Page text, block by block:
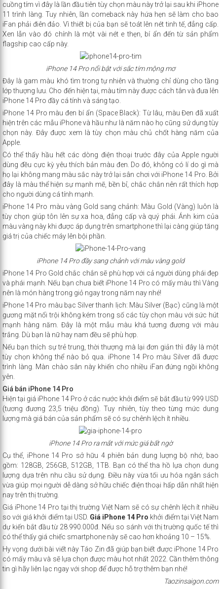
cuồng tím vì đây là lần đầu tiên tùy chọn màu này trở lại sau khi iPhone
11 trình làng. Tuy nhiên, lần comeback này hứa hẹn sẽ làm cho bao
iFan phải điên đảo. Vì thiết bị của bạn sẽ toát lên nét tinh tế, đẳng cấp.
Xen lẫn vào đó chính là một vài nét e thẹn, bí ẩn đến từ sản phẩm
flagship cao cấp này.
iPhone 14 Pro nổi bật với sắc tím mộng mơ
Đây là gam màu khó tìm trong tự nhiên và thường chỉ dùng cho tầng
lớp thượng lưu. Cho đến hiện tại, màu tím này được cách tân và đưa lên
iPhone 14 Pro đầy cá tính và sáng tạo.
iPhone 14 Pro màu đen bí ẩn (Space Black): Từ lâu, màu Đen đã xuất
hiện trên các mẫu iPhonevà hầu như là năm nào họ cũng sử dụng tùy
chọn này. Đây được xem là tùy chọn màu chủ chốt hàng năm của
Apple.
Có thể thấy hầu hết các dòng điện thoại trước đây của Apple người
dùng đều cực kỳ yêu thích bản màu đen. Do đó, không có lí do gì mà
họ lại không mang màu sắc này trở lại sân chơi với iPhone 14 Pro. Bởi
đây là màu thể hiện sự mạnh mẽ, bền bỉ, chắc chắn nên rất thích hợp
cho người dùng cá tính mạnh.
iPhone 14 Pro màu vàng Gold sang chảnh: Màu Gold (Vàng) luôn là
tùy chọn giúp tôn lên sự xa hoa, đẳng cấp và quý phái. Ánh kim của
màu vàng này khi được áp dụng trên smartphone thì lại càng giúp tăng
giá trị của chiếc máy lên bội phần.
iPhone 14 Pro đầy sang chảnh với màu vàng gold
iPhone 14 Pro Gold chắc chắn sẽ phù hợp với cả người dùng phái đẹp
và phái mạnh. Nếu bạn chưa biết iPhone 14 Pro có mấy màu thì Vàng
nên là món hàng trong giỏ ngay trong năm nay nhé!
iPhone 14 Pro màu bạc Silver thanh lịch: Màu Silver (Bạc) cũng là một
gương mặt nổi trội không kém trong số các tùy chọn màu với sức hút
mạnh hàng năm. Đây là một mẫu màu khá tương đương với màu
trắng. Dù bạn là nữ hay nam đều sẽ phù hợp.
Nếu bạn thích sự trẻ trung, thời thượng mà lại đơn giản thì đây là một
tùy chọn không thể nào bỏ qua. iPhone 14 Pro màu Silver đã được
trình làng. Màn chào sân này khiến cho nhiều iFan đứng ngồi không
yên.
Giá bán iPhone 14 Pro
Hiện tại giá iPhone 14 Pro ở các nước khởi điểm sẽ bắt đầu từ 999 USD
(tương đương 23,5 triệu đồng). Tuy nhiên, tùy theo từng mức dung
lượng mà giá bán của sản phẩm sẽ có sự chênh lệch ít nhiều.
iPhone 14 Pro ra mắt với mức giá bất ngờ
Cụ thể, iPhone 14 Pro sở hữu 4 phiên bản dung lượng bộ nhớ, bao
gồm: 128GB, 256GB, 512GB, 1TB. Bạn có thể tha hồ lựa chọn dung
lượng dựa trên nhu cầu sử dụng. Điều này vừa tối ưu hóa ngân sách
vừa giúp mọi người dễ dàng sở hữu chiếc điện thoại hấp dẫn nhất hiện
nay trên thị trường.
Giá iPhone 14 Pro tại thị trường Việt Nam sẽ có sự chênh lệch ít nhiều
so với giá khởi điểm tại USD. Giá iPhone 14 Pro khởi điểm tại Việt Nam
dự kiến bắt đầu từ 28.990.000đ. Nếu so sánh với thị trường quốc tế thì
có thể thấy giá chiếc smartphone này sẽ cao hơn khoảng 10 – 15%.
Hy vọng dưới bài viết này Táo Zin đã giúp bạn biết được iPhone 14 Pro
có mấy màu và sẽ lựa chọn được màu hot nhất 2022. Cần thêm thông
tin gì hãy liên lạc ngay với shop để được hỗ trợ thêm bạn nhé!
Taozinsaigon.com